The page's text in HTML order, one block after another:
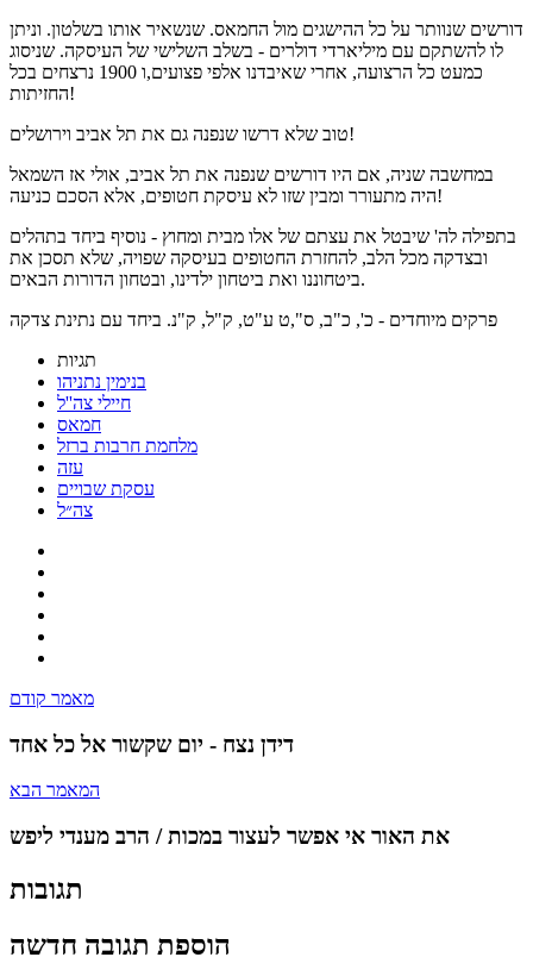
דורשים שנוותר על כל ההישגים מול החמאס. שנשאיר אותו בשלטון. וניתן
לו להשתקם עם מיליארדי דולרים - בשלב השלישי של העיסקה. שניסוג
כמעט כל הרצועה, אחרי שאיבדנו אלפי פצועים,ו 1900 נרצחים בכל
החזיתות!
טוב שלא דרשו שנפנה גם את תל אביב וירושלים!
במחשבה שניה, אם היו דורשים שנפנה את תל אביב, אולי אז השמאל
היה מתעורר ומבין שזו לא עיסקת חטופים, אלא הסכם כניעה!
בתפילה לה' שיבטל את עצתם של אלו מבית ומחוץ - נוסיף ביחד בתהלים
ובצדקה מכל הלב, להחזרת החטופים בעיסקה שפויה, שלא תסכן את
ביטחוננו ואת ביטחון ילדינו, ובטחון הדורות הבאים.
פרקים מיוחדים - כ', כ"ב, ס",ט ע"ט, ק"ל, ק"נ. ביחד עם נתינת צדקה
תגיות
בנימין נתניהו
חיילי צה''ל
חמאס
מלחמת חרבות ברזל
עזה
עסקת שבויים
צה״ל
מאמר קודם
דידן נצח - יום שקשור אל כל אחד
המאמר הבא
את האור אי אפשר לעצור במכות / הרב מענדי ליפש
תגובות
הוספת תגובה חדשה